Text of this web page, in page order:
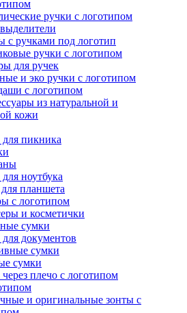
ручки с логотипом
с ручками под логотип
ручки с логотипом
для ручек
и эко ручки с логотипом
с логотипом
из натуральной и
кожи
пикника
ноутбука
планшета
с логотипом
и косметички
сумки
документов
сумки
сумки
плечо с логотипом
и оригинальные зонты с